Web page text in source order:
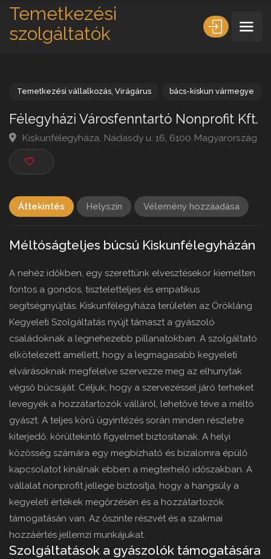
Temetkezési
szolgáltatók
Félegyházi Városfenntartó Nonprofit
Kiskunfélegyháza, Nádasdy u. 16, 6100
Áttekintés Helyszín Vélemény hozzáadása
Méltóságteljes búcsú Kiskunfélegyházán
A nehéz időkben, egy szerettünk elvesztésekor kiemelten
fontos a gondos, tiszteletteljes és empatikus
segítségnyújtás. Kiskunfélegyháza területén az Örökláng
Kegyeleti Szolgáltatás nyújt támaszt a gyászoló
családoknak a legnehezebb pillanatokban. A szolgáltató
elkötelezett amellett, hogy a legmagasabb kegyeleti
elvárásoknak megfelelve szervezze meg az elhunytak
végső búcsúját. Céljuk, hogy a szervezéssel járó terheket
levegyék a hozzátartozók válláról, lehetővé téve a méltó
gyászt. A teljes körű ügyintézés során minden részletre
kiterjedő, körültekintő figyelmet biztosítanak. A helyi
közösség számára egy megbízható és bizalomra épülő
kapcsolatot kínálnak ebben a megterhelő időszakban. A
vállalat nonprofit jellege biztosítja, hogy a hangsúly a
kegyeleti értékek megőrzésén és a hozzátartozók
támogatásán van. Az őszinte részvét és a szakmai
hozzáértés jellemzi munkájukat.
Szolgáltatások a gyászolók támogatására